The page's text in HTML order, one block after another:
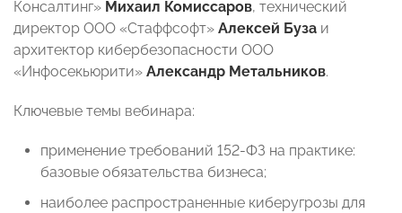
Консалтинг» Михаил Комиссаров, технический
директор ООО «Стаффсофт» Алексей Буза и
архитектор кибербезопасности ООО
«Инфосекьюрити» Александр Метальников.
Ключевые темы вебинара:
применение требований 152-ФЗ на практике:
базовые обязательства бизнеса;
наиболее распространенные киберугрозы для